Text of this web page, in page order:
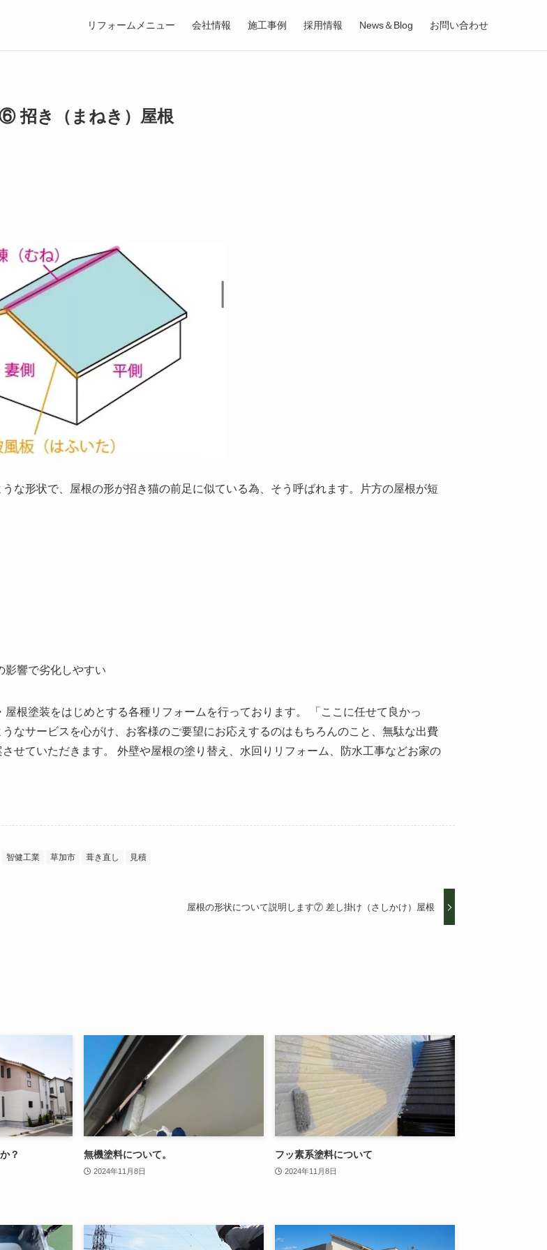
リフォームメニュー 会社情報 施工事例 採用情報 News＆Blog お問い合わせ
招き（まねき）屋根
な形状で、屋根の形が招き猫の前足に似ている為、そう呼ばれます。片方の屋根が短
響で劣化しやすい
根塗装をはじめとする各種リフォームを行っております。 「ここに任せて良かっ
なサービスを心がけ、お客様のご要望にお応えするのはもちろんのこと、無駄な出費
せていただきます。 外壁や屋根の塗り替え、水回りリフォーム、防水工事などお家の
智健工業 草加市 葺き直し 見積
屋根の形状について説明します⑦ 差し掛け（さしかけ）屋根
？ 無機塗料について。
2024年11月8日
フッ素系塗料について
2024年11月8日